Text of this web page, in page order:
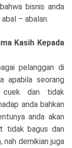
bisnis anda
– abalan.
Kasih Kepada
pelanggan di
apabila seorang
cuek dan tidak
anda bahkan
anda akan
tidak bagus dan
nah demikian juga